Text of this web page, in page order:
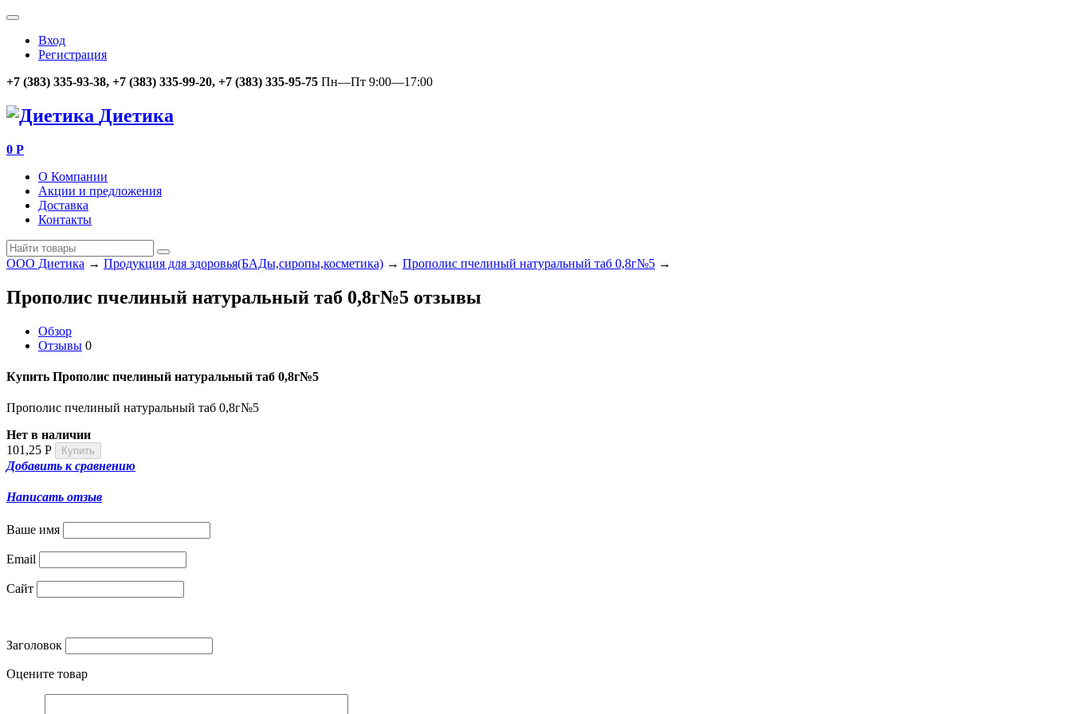
Вход
Регистрация
+7 (383) 335-93-38, +7 (383) 335-99-20, +7 (383) 335-95-75 Пн—Пт 9:00—17:00
Диетика
0 Р
О Компании
Акции и предложения
Доставка
Контакты
ООО Диетика → Продукция для здоровья(БАДы,сиропы,косметика) → Прополис пчелиный натуральный таб 0,8г№5 →
Прополис пчелиный натуральный таб 0,8г№5 отзывы
Обзор
Отзывы 0
Купить Прополис пчелиный натуральный таб 0,8г№5
Прополис пчелиный натуральный таб 0,8г№5
Нет в наличии
101,25 Р
Добавить к сравнению
Написать отзыв
Ваше имя
Email
Сайт
Заголовок
Оцените товар